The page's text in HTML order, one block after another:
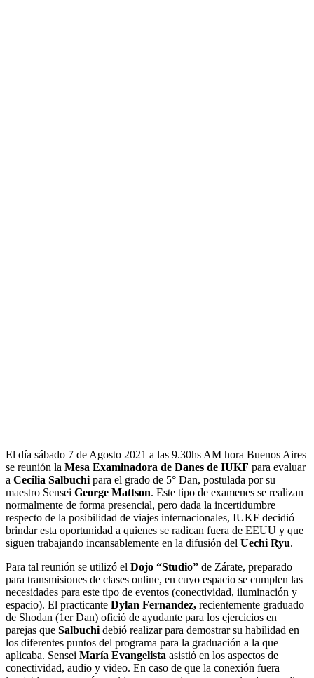
El día sábado 7 de Agosto 2021 a las 9.30hs AM hora Buenos Aires
se reunión la Mesa Examinadora de Danes de IUKF para evaluar
a Cecilia Salbuchi para el grado de 5° Dan, postulada por su
maestro Sensei George Mattson. Este tipo de examenes se realizan
normalmente de forma presencial, pero dada la incertidumbre
respecto de la posibilidad de viajes internacionales, IUKF decidió
brindar esta oportunidad a quienes se radican fuera de EEUU y que
siguen trabajando incansablemente en la difusión del Uechi Ryu.
Para tal reunión se utilizó el Dojo “Studio” de Zárate, preparado
para transmisiones de clases online, en cuyo espacio se cumplen las
necesidades para este tipo de eventos (conectividad, iluminación y
espacio). El practicante Dylan Fernandez, recientemente graduado
de Shodan (1er Dan) ofició de ayudante para los ejercicios en
parejas que Salbuchi debió realizar para demostrar su habilidad en
los diferentes puntos del programa para la graduación a la que
aplicaba. Sensei María Evangelista asistió en los aspectos de
conectividad, audio y video. En caso de que la conexión fuera